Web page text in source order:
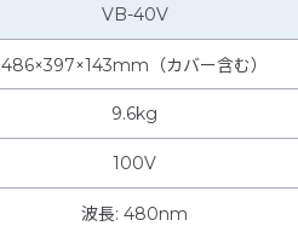
VB-40V
486×397×143mm（カバー含む）
9.6kg
100V
波長: 480nm